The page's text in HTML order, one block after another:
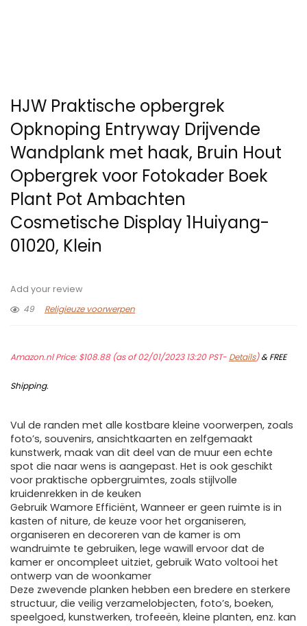
HJW Praktische opbergrek
Opknoping Entryway Drijvende
Wandplank met haak, Bruin Hout
Opbergrek voor Fotokader Boek
Plant Pot Ambachten
Cosmetische Display 1Huiyang-
01020, Klein
Add your review
49
Religieuze voorwerpen
Amazon.nl Price:$108.88(as of 02/01/2023 13:20 PST- Details)&FREE
Shipping.
Vul de randen met alle kostbare kleine voorwerpen, zoals
foto’s, souvenirs, ansichtkaarten en zelfgemaakt
kunstwerk, maak van dit deel van de muur een echte
spot die naar wens is aangepast. Het is ook geschikt
voor praktische opbergruimtes, zoals stijlvolle
kruidenrekken in de keuken
Gebruik Wamore Efficiënt, Wanneer er geen ruimte is in
kasten of niture, de keuze voor het organiseren,
organiseren en decoreren van de kamer is om
wandruimte te gebruiken, lege wawill ervoor dat de
kamer er oncompleet uitziet, gebruik Wato voltooi het
ontwerp van de woonkamer
Deze zwevende planken hebben een bredere en sterkere
structuur, die veilig verzamelobjecten, foto’s, boeken,
speelgoed, kunstwerken, trofeeën, kleine planten, enz. kan